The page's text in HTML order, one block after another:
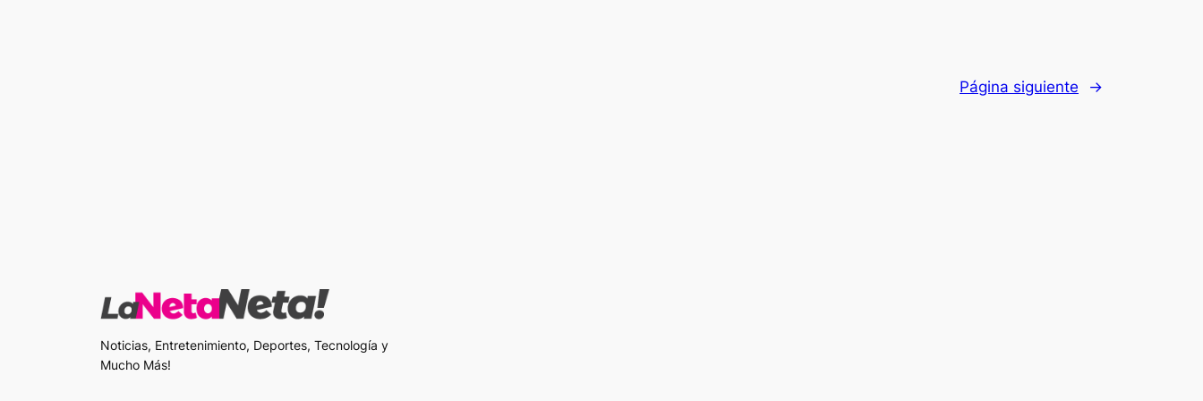
Página siguiente →
Noticias, Entretenimiento, Deportes, Tecnología y
Mucho Más!